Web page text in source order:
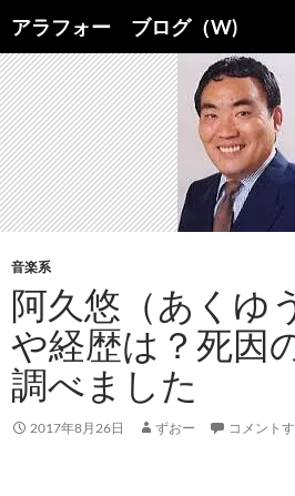
ン
テ
ン
ツ
へ
ス
キ
ッ
アラフォー ブログ（W)
索
音楽系
阿久悠（あくゆ
や経歴は？死因
調べました
2017年8月26日 ずおー コメント